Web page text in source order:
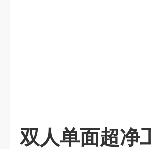
双人单面超净